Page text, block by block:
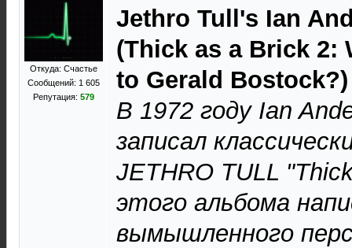
Откуда: Счастье
Сообщений: 1 605
Репутация: 579
Jethro Tull's Ian
(Thick as a Brick 2:
to Gerald Bostock?)
В 1972 году Ian
записал
JETHRO TULL
этого альбома
вымышленного